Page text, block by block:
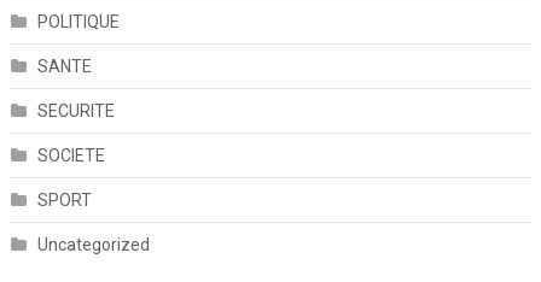
POLITIQUE
SANTE
SECURITE
SOCIETE
SPORT
Uncategorized